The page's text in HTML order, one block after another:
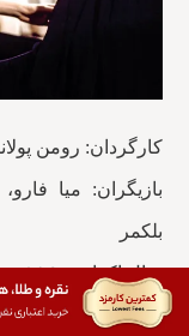
کارگردان: رومن
بازیگران: میا
بلکمر
سال اکران: ۱۹۶۰